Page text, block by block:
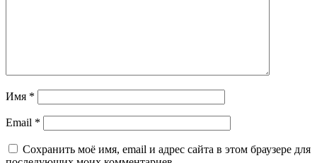
Имя *
Email *
Сохранить моё имя, email и адрес сайта в этом браузере для